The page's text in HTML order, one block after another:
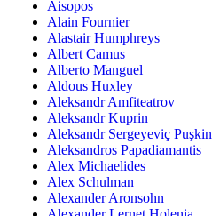
Aisopos
Alain Fournier
Alastair Humphreys
Albert Camus
Alberto Manguel
Aldous Huxley
Aleksandr Amfiteatrov
Aleksandr Kuprin
Aleksandr Sergeyeviç Puşkin
Aleksandros Papadiamantis
Alex Michaelides
Alex Schulman
Alexander Aronsohn